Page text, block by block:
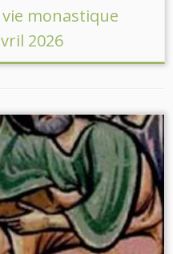
monastique
2026